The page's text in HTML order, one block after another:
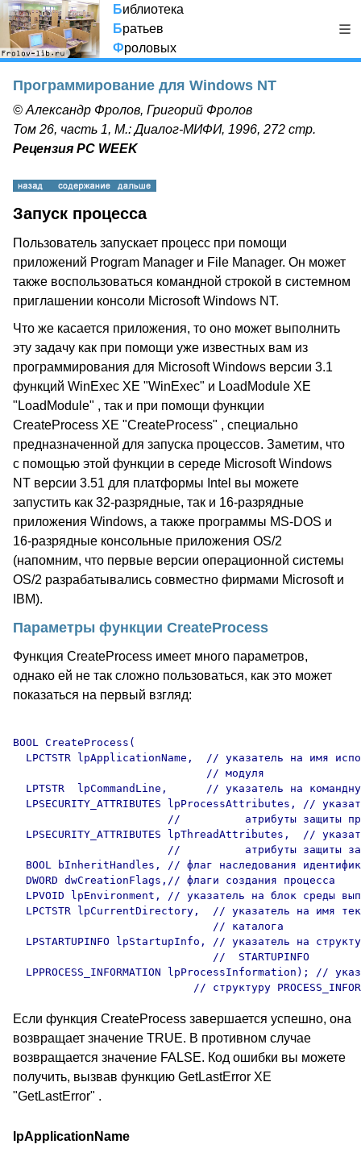
Библиотека
Братьев
Фроловых
Программирование для Windows NT
© Александр Фролов, Григорий Фролов
Том 26, часть 1, М.: Диалог-МИФИ, 1996, 272 стр.
Рецензия PC WEEK
Запуск процесса
Пользователь запускает процесс при помощи
приложений Program Manager и File Manager. Он может
также воспользоваться командной строкой в системном
приглашении консоли Microsoft Windows NT.
Что же касается приложения, то оно может выполнить
эту задачу как при помощи уже известных вам из
программирования для Microsoft Windows версии 3.1
функций WinExec XE "WinExec" и LoadModule XE
"LoadModule" , так и при помощи функции
CreateProcess XE "CreateProcess" , специально
предназначенной для запуска процессов. Заметим, что
с помощью этой функции в середе Microsoft Windows
NT версии 3.51 для платформы Intel вы можете
запустить как 32-разрядные, так и 16-разрядные
приложения Windows, а также программы MS-DOS и
16-разрядные консольные приложения OS/2
(напомним, что первые версии операционной системы
OS/2 разрабатывались совместно фирмами Microsoft и
IBM).
Параметры функции CreateProcess
Функция CreateProcess имеет много параметров,
однако ей не так сложно пользоваться, как это может
показаться на первый взгляд:
BOOL CreateProcess(
LPCTSTR lpApplicationName,  // указатель на имя
                              // модуля
LPTSTR  lpCommandLine,      // указатель на
LPSECURITY_ATTRIBUTES lpProcessAttributes, //
//          атрибуты защиты
LPSECURITY_ATTRIBUTES lpThreadAttributes,  //
//          атрибуты защиты
BOOL bInheritHandles, // флаг наследования
  DWORD dwCreationFlags,// флаги создания процесса
LPVOID lpEnvironment, // указатель на блок среды
LPCTSTR lpCurrentDirectory,  // указатель на имя
                               // каталога
LPSTARTUPINFO lpStartupInfo, // указатель на
                               //  STARTUPINFO
LPPROCESS_INFORMATION lpProcessInformation); //
Если функция CreateProcess завершается успешно, она
возвращает значение TRUE. В противном случае
возвращается значение FALSE. Код ошибки вы можете
получить, вызвав функцию GetLastError XE
"GetLastError" .
lpApplicationName